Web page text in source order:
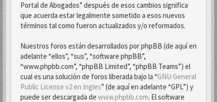
Portal de Abogados” después de esos cambios significa
que acuerda estar legalmente sometido a esos nuevos
términos tal como fueron actualizados y/o reformados.
Nuestros foros están desarrollados por phpBB (de aquí en
adelante “ellos”, “sus”, “software phpBB”,
“www.phpbb.com”, “phpBB Limited”, “phpBB Teams”) el
cual es una solución de foros liberada bajo la “GNU General
Public License v2 en Ingles” (de aquí en adelante “GPL”) y
puede ser descargada de www.phpbb.com. El software